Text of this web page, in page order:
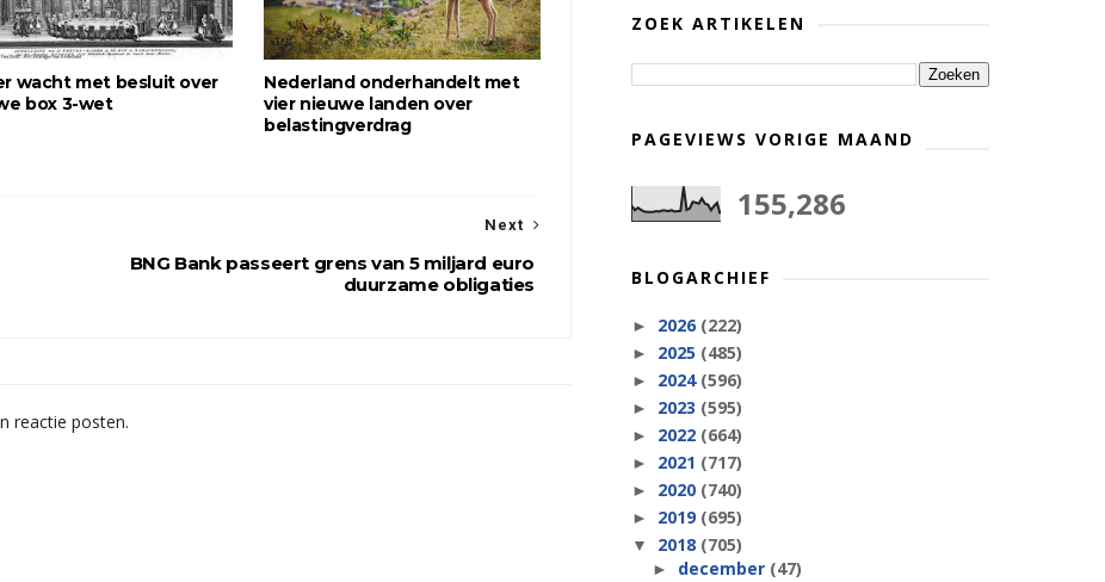
wacht met besluit over
box 3-wet
Nederland onderhandelt met
vier nieuwe landen over
belastingverdrag
Next
BNG Bank passeert grens van 5 miljard euro
duurzame obligaties
reactie posten.
ZOEK ARTIKELEN
PAGEVIEWS VORIGE MAAND
155,286
BLOGARCHIEF
► 2026 (222)
► 2025 (485)
► 2024 (596)
► 2023 (595)
► 2022 (664)
► 2021 (717)
► 2020 (740)
► 2019 (695)
▼ 2018 (705)
► december (47)